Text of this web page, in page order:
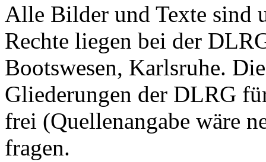
Alle Bilder und Texte sind
Rechte liegen bei der
Bootswesen, Karlsruhe.
Gliederungen der DLRG
frei (Quellenangabe wäre
fragen.